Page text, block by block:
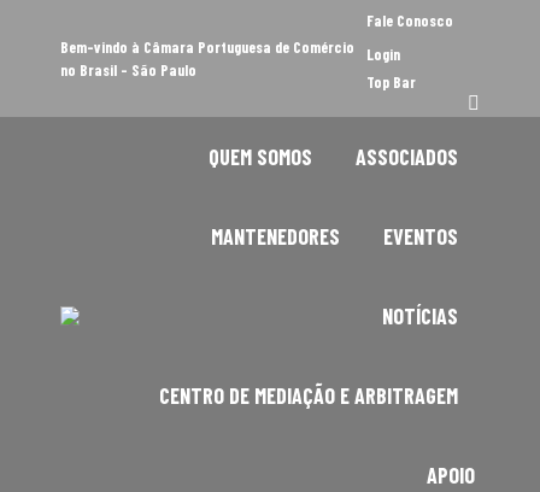
Bem-vindo à Câmara Portuguesa de Comércio
no Brasil - São Paulo
Fale Conosco
Login
Top Bar
QUEM SOMOS ASSOCIADOS
MANTENEDORES EVENTOS
NOTÍCIAS
CENTRO DE MEDIAÇÃO E ARBITRAGEM
APOIO